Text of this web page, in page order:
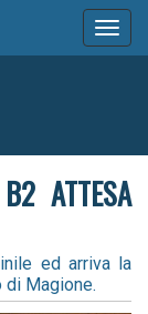
ATTESA
ed arriva la
Magione.